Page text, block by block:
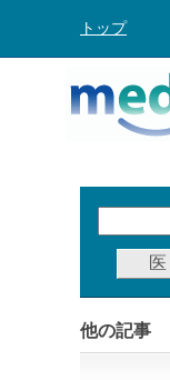
他の記事
トップ